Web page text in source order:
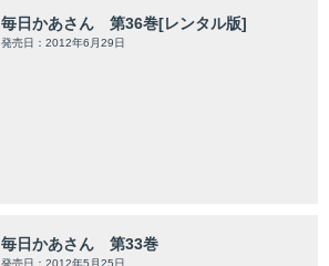
毎日かあさん 第36巻[レンタル版]
発売日：2012年6月29日
毎日かあさん 第33巻
発売日：2012年5月25日